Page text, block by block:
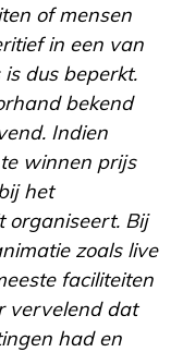
of mensen
in een van
dus beperkt.
bekend
Indien
winnen prijs
het
organiseert. Bij
zoals live
faciliteiten
vervelend dat
had en